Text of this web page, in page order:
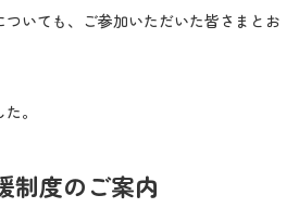
ついても、ご参加いただいた皆さまとお
。
制度のご案内